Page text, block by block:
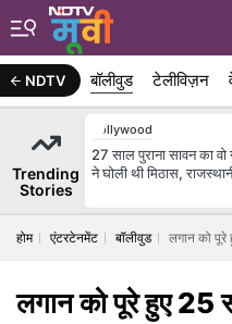
NDTV बॉलीवुड टेलीविज़न
Trending
Stories
Bollywood
27 साल पुराना सावन का
ने घोली थी मिठास,
होम एंटरटेनमेंट बॉलीवुड लगान को पूरे
लगान को पूरे हुए